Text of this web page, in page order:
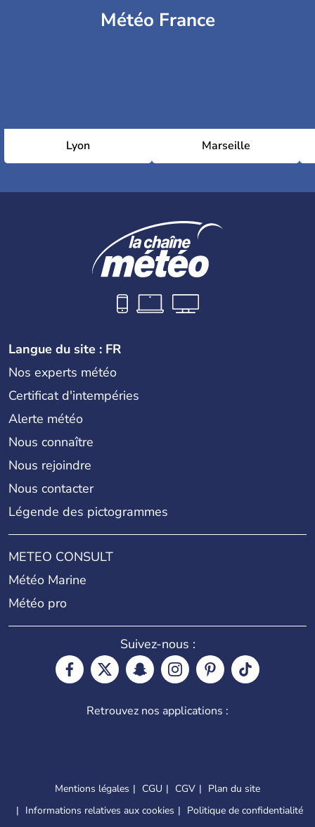
Météo France
Lyon Marseille
Langue du site : FR
Nos experts météo
Certificat d'intempéries
Alerte météo
Nous connaître
Nous rejoindre
Nous contacter
Légende des pictogrammes
METEO CONSULT
Météo Marine
Météo pro
Suivez-nous :
Retrouvez nos applications :
Mentions légales CGU CGV
Plan du site
Informations relatives aux cookies
Politique de confidentialité